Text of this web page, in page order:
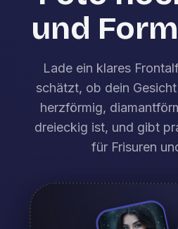
und
Lade ein klares
schätzt, ob dein
herzförmig,
dreieckig ist, und gibt
für Frisuren